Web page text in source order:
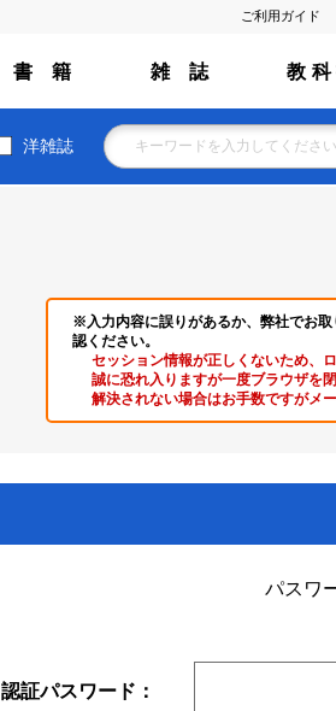
ご利用ガイド
書 籍 雑 誌 教 科
洋雑誌
※入力内容に誤りがあるか、弊社でお
認ください。
セッション情報が正しくないため、
誠に恐れ入りますが一度ブラウザを
解決されない場合はお手数ですがメ
パスワ
認証パスワード：